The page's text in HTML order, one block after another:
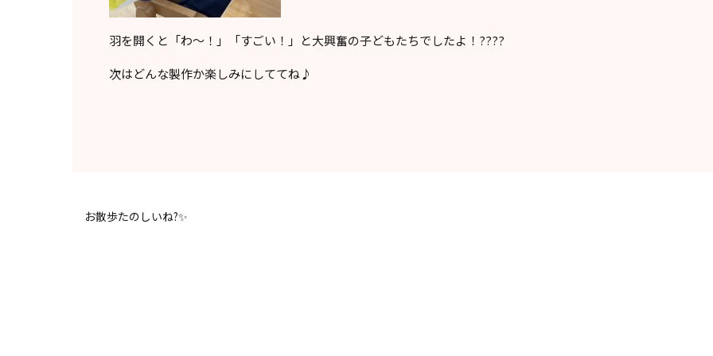
羽を開くと「わ〜！」「すごい！」と大興奮の子どもたちでしたよ！????
次はどんな製作か楽しみにしててね♪
お散歩たのしいね?✨